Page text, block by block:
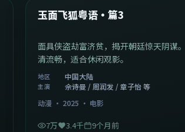
最新
玉面飞狐粤语·篇3
面具侠盗劫富济贫，揭开朝廷惊天阴谋
清流畅，适合休闲观影。
地区 中国大陆
主演
佘诗曼 / 周润发 / 章子怡 等
动漫 · 2025 · 电影
7万 3.4千 9个月前